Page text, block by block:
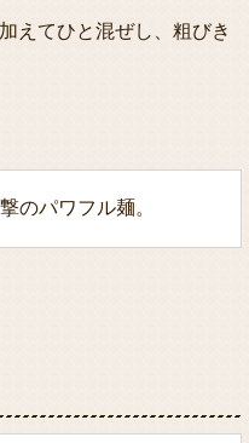
えてひと混ぜし、粗びき
のパワフル麺。